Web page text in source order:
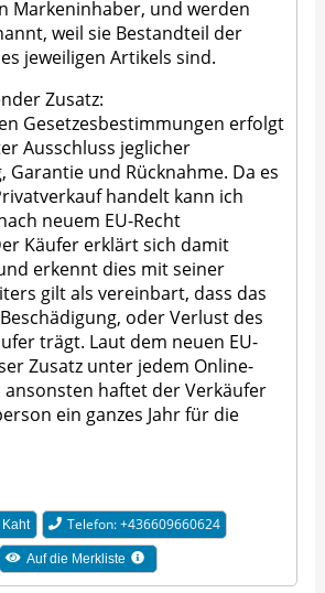
Markeninhaber, und werden
weil sie Bestandteil der
jeweiligen Artikels sind.
Zusatz:
Gesetzesbestimmungen erfolgt
Ausschluss jeglicher
Garantie und Rücknahme. Da es
handelt kann ich
neuem EU-Recht
Käufer erklärt sich damit
erkennt dies mit seiner
gilt als vereinbart, dass das
oder Verlust des
trägt. Laut dem neuen EU-
Zusatz unter jedem Online-
ansonsten haftet der Verkäufer
ein ganzes Jahr für die
Kaht Telefon: +436609660624
Auf die Merkliste